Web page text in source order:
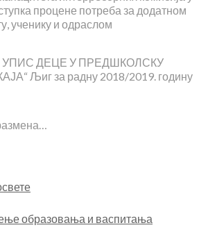
процене потреба за додатном
ученику и одраслом
УПИС ДЕЦЕ У ПРЕДШКОЛСКУ
Љиг за радну 2018/2019. годину
образовања и васпитања